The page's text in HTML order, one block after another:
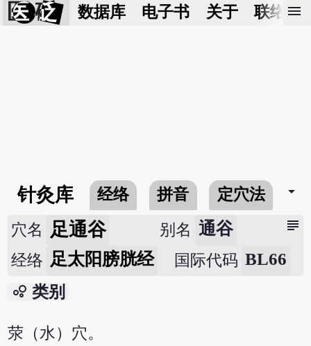
医 砭 数据库 电子书 关于 联络我
menu
针灸库 经络 拼音 定穴法 arrow_drop_down
subject
穴名 足通谷 别名 通谷
经络 足太阳膀胱经 国际代码 BL66
bubble_chart 类别
荥（水）穴。